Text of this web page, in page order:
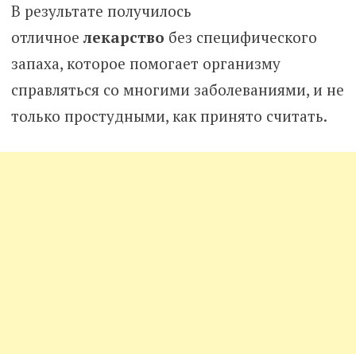
В результате получилось
отличноелекарство без специфического
запаха, которое помогает организму
справляться со многими заболеваниями, и не
только простудными, как принято считать.